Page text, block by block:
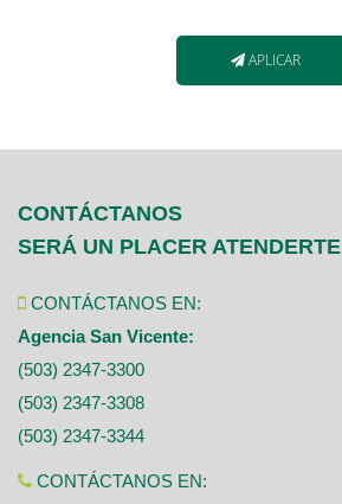
APLICAR
CONTÁCTANOS
SERÁ UN PLACER ATENDERTE
CONTÁCTANOS EN:
Agencia San Vicente:
(503) 2347-3300
(503) 2347-3308
(503) 2347-3344
CONTÁCTANOS EN: